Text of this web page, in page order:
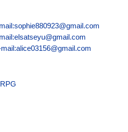
mail:alice03156@gmail.com